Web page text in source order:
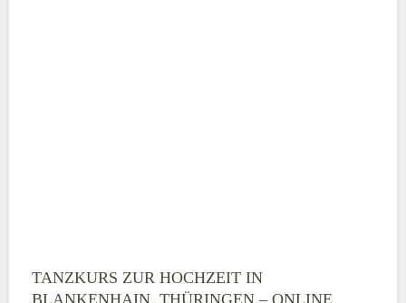
Montag
TANZKURS ZUR HOCHZEIT IN
BLANKENHAIN, THÜRINGEN – ONLINE